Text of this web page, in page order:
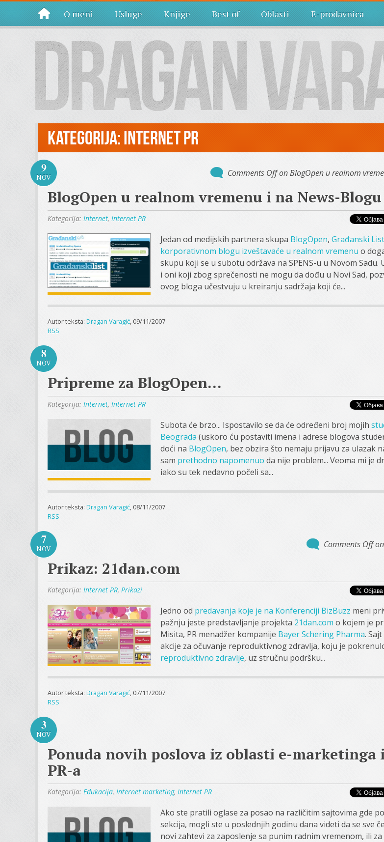
O meni Usluge Knjige Best of Oblasti E-prodavnica
Kategorija:Internet PR
9
NOV Comments Offon BlogOpen u realnom
BlogOpen u realnom vremenu i na News-Blogu
Kategorija: Internet, Internet PR
Jedan od medijskih partnera skupa BlogOpen, Građanski List
korporativnom blogu izveštavaće u realnom vremenu o
skupu koji se u subotu održava na SPENS-u u Novom Sadu.
i oni koji zbog sprečenosti ne mogu da dođu u Novi Sad,
ovog bloga učestvuju u kreiranju sadržaja koji će...
Autor teksta: Dragan Varagić, 09/11/2007
RSS
8
NOV
Pripreme za BlogOpen…
Kategorija: Internet, Internet PR
Subota će brzo... Ispostavilo se da će određeni broj mojih
Beograda (uskoro ću postaviti imena i adrese blogova
doći na BlogOpen, bez obzira što nemaju prijavu za ulazak
sam prethodno napomenuo da nije problem... Veoma mi je
iako su tek nedavno počeli sa...
Autor teksta: Dragan Varagić, 08/11/2007
RSS
7
NOV Comments Offon
Prikaz: 21dan.com
Kategorija: Internet PR, Prikazi
Jedno od predavanja koje je na Konferenciji BizBuzz meni
pažnju jeste predstavljanje projekta 21dan.com o kojem je
Misita, PR menadžer kompanije Bayer Schering Pharma.
akcije za očuvanje reproduktivnog zdravlja, koju je
reproduktivno zdravlje, uz stručnu podršku...
Autor teksta: Dragan Varagić, 07/11/2007
RSS
3
NOV
Ponuda novih poslova iz oblasti e-marketinga
PR-a
Kategorija: Edukacija, Internet marketing, Internet PR
Ako ste pratili oglase za posao na različitim sajtovima gde
sekcija, mogli ste u poslednjih godinu dana videti da se sve
novi zahtevi za zaposlenje sa punim radnim vremenom, ili